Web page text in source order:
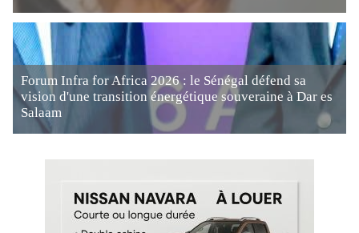
Forum Infra for Africa 2026 : le Sénégal défend sa
vision d'une transition énergétique souveraine à Dar es
Salaam